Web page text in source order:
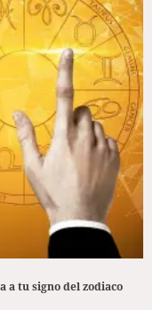
a tu signo del zodiaco